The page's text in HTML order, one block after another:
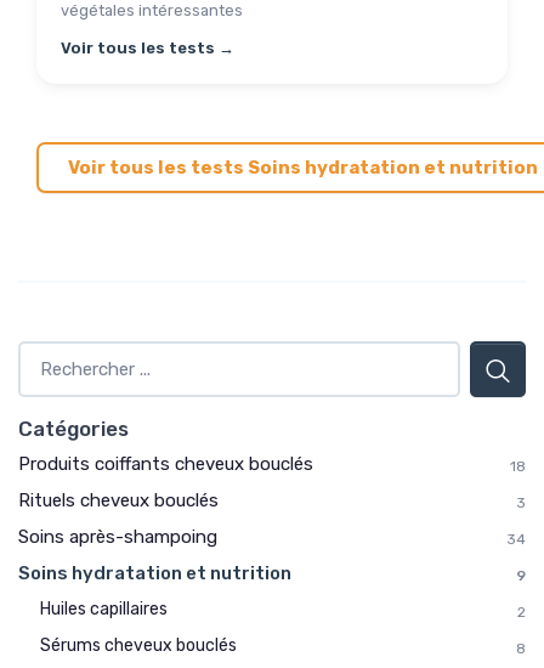
végétales intéressantes
Voir tous les tests →
Voir tous les tests Soins hydratation et
Catégories
Produits coiffants cheveux bouclés 18
Rituels cheveux bouclés 3
Soins après-shampoing 34
Soins hydratation et nutrition 9
Huiles capillaires 2
Sérums cheveux bouclés 8